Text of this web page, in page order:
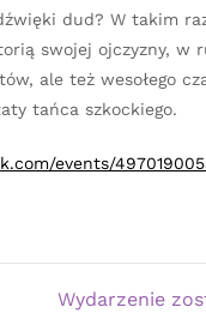
dud? W takim
swojej ojczyzny,
ale też wesołego
tańca szkockiego.
events/
Wydarzenie